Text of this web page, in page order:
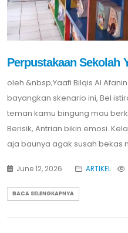
Perpustakaan Sekolah
oleh &nbsp;Yaafi Bilqis Al
bayangkan skenario ini, Bel
teman kamu bingung mau
Berisik, Antrian bikin emosi.
aja baunya agak susah bekas
June 12, 2026 ARTIKEL
BACA SELENGKAPNYA